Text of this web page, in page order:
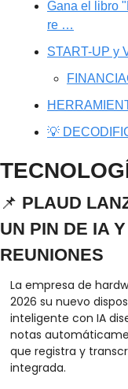
Gana el libro
re …
START-UP y
💡
📌 PLAUD
UN PIN DE IA
REUNIONES
La empresa de
2026 su nuevo
inteligente con IA
notas
que registra y
integrada.